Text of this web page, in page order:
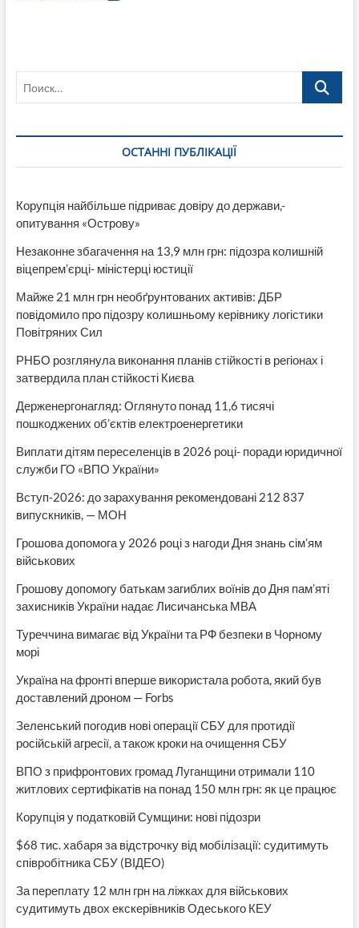
3-
Поиск…
ОСТАННІ ПУБЛІКАЦІЇ
Корупція найбільше підриває довіру до держави,-
опитування «Острову»
Незаконне збагачення на 13,9 млн грн: підозра колишній
віцепрем’єрці- міністерці юстиції
Майже 21 млн грн необґрунтованих активів: ДБР
повідомило про підозру колишньому керівнику логістики
Повітряних Сил
РНБО розглянула виконання планів стійкості в регіонах і
затвердила план стійкості Києва
Держенергонагляд: Оглянуто понад 11,6 тисячі
пошкоджених об’єктів електроенергетики
Виплати дітям переселенців в 2026 році- поради юридичної
служби ГО «ВПО України»
Вступ-2026: до зарахування рекомендовані 212 837
випускників, — МОН
Грошова допомога у 2026 році з нагоди Дня знань сім’ям
військових
Грошову допомогу батькам загиблих воїнів до Дня пам’яті
захисників України надає Лисичанська МВА
Туреччина вимагає від України та РФ безпеки в Чорному
морі
Україна на фронті вперше використала робота, який був
доставлений дроном — Forbs
Зеленський погодив нові операції СБУ для протидії
російській агресії, а також кроки на очищення СБУ
ВПО з прифронтових громад Луганщини отримали 110
житлових сертифікатів на понад 150 млн грн: як це працює
Корупція у податковій Сумщини: нові підозри
$68 тис. хабаря за відстрочку від мобілізації: судитимуть
співробітника СБУ (ВІДЕО)
За переплату 12 млн грн на ліжках для військових
судитимуть двох екскерівників Одеського КЕУ